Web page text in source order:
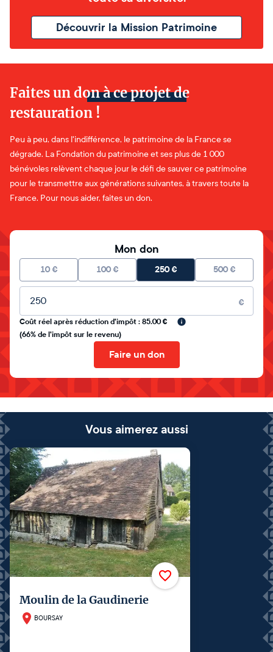
Découvrir la Mission Patrimoine
Faites un don à ce projet de
restauration !
Peu à peu, dans l'indifférence, le patrimoine de la France se
dégrade. La Fondation du patrimoine et ses plus de 1 000
bénévoles relèvent chaque jour le défi de sauver ce patrimoine
pour le transmettre aux générations suivantes, à travers toute la
France. Pour nous aider, faites un don.
Mon don
10 € 100 € 250€ 500 €
Montant libre
€
Coût réel après réduction d'impôt : 85.00 €
(66% de l'impôt sur le revenu)
Faire un don
Vous aimerez aussi
Moulin de la Gaudinerie
BOURSAY